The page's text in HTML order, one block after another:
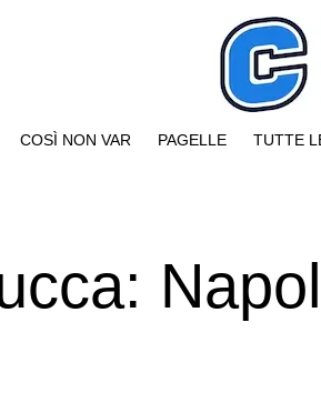
COSÌ NON VAR PAGELLE TUTTE